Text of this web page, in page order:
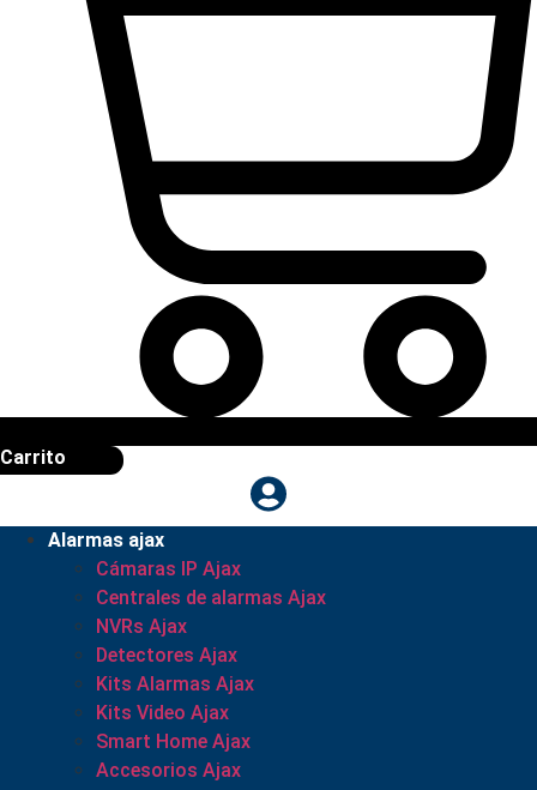
Carrito
Alarmas ajax
Cámaras IP Ajax
Centrales de alarmas Ajax
NVRs Ajax
Detectores Ajax
Kits Alarmas Ajax
Kits Video Ajax
Smart Home Ajax
Accesorios Ajax